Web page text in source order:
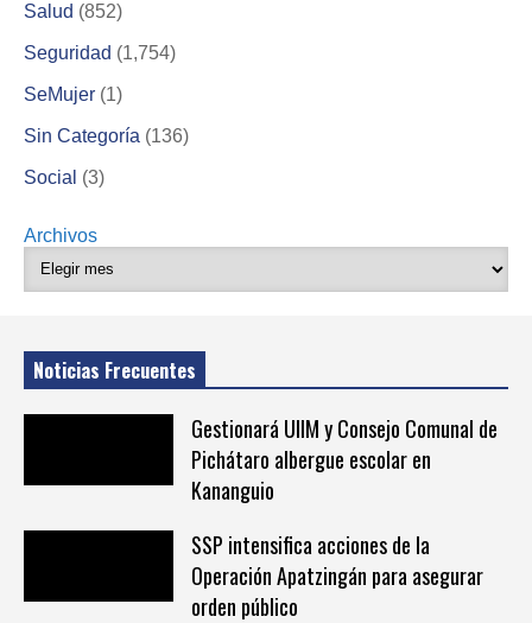
Salud (852)
Seguridad (1,754)
SeMujer (1)
Sin Categoría (136)
Social (3)
Archivos
Noticias Frecuentes
Gestionará UIIM y Consejo Comunal de
Pichátaro albergue escolar en
Kananguio
SSP intensifica acciones de la
Operación Apatzingán para asegurar
orden público